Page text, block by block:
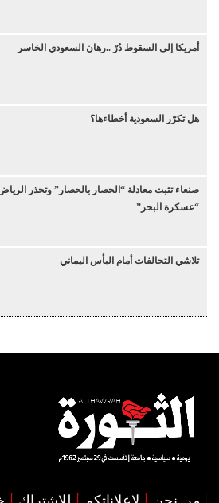
أمريكا إلى السقوط دُرْ ..رهان السعودي الخاسر
هل تكرّر السعودية أخطاءها؟
صنعاء تثبت معادلة “الحصار بالحصار” وتحذر
“عسكرة البحر”
تلاشي التحالفات أمام البأس اليماني